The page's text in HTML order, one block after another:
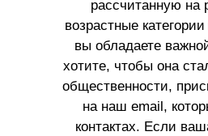
рассчитанную на
возрастные
вы обладаете
хотите, чтобы она
общественности,
на наш email,
контактах. Если